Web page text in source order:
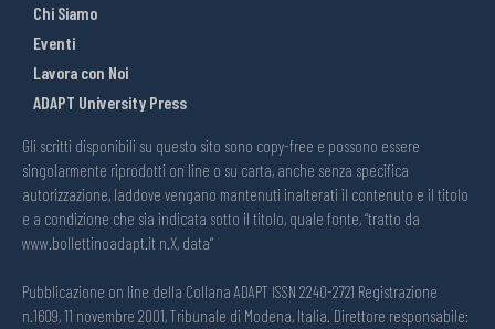
Chi Siamo
Eventi
Lavora con Noi
ADAPT University Press
Gli scritti disponibili su questo sito sono copy-free e possono essere
singolarmente riprodotti on line o su carta, anche senza specifica
autorizzazione, laddove vengano mantenuti inalterati il contenuto e il titolo
e a condizione che sia indicata sotto il titolo, quale fonte, “tratto da
www.bollettinoadapt.it n.X, data“
Pubblicazione on line della Collana ADAPT ISSN 2240-2721 Registrazione
n.1609, 11 novembre 2001, Tribunale di Modena, Italia. Direttore responsabile: